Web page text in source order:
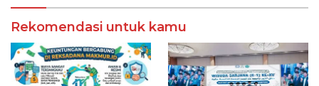
Penguatan Budaya dan
SDM
Rekomendasi untuk kamu